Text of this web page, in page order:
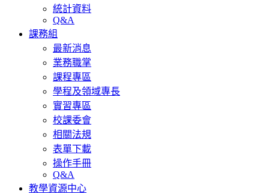
統計資料
Q&A
課務組
最新消息
業務職掌
課程專區
學程及領域專長
實習專區
校課委會
相關法規
表單下載
操作手冊
Q&A
教學資源中心